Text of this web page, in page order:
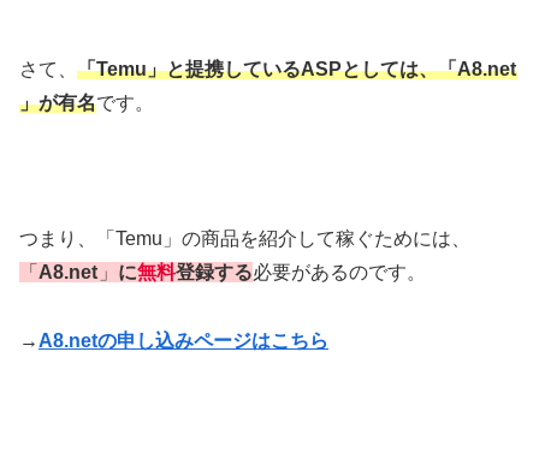
さて、 「Temu」と提携しているASPとしては、「A8.net
」が有名です。
つまり、「Temu」の商品を紹介して稼ぐためには、
「 A8.net 」 に無料登録する必要があるのです。
→ A8.netの申し込みページはこちら